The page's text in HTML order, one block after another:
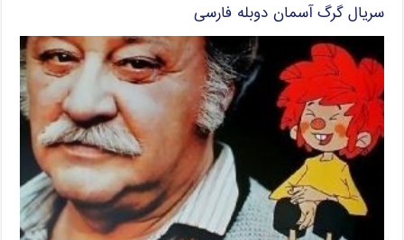
سریال گرگ آسمان دوبله فارسی